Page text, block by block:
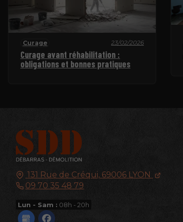
Curage 23/02/2026
Curage avant réhabilitation :
obligations et bonnes pratiques
131 Rue de Créqui, 69006 LYON
09 70 35 48 79
Lun - Sam : 08h - 20h